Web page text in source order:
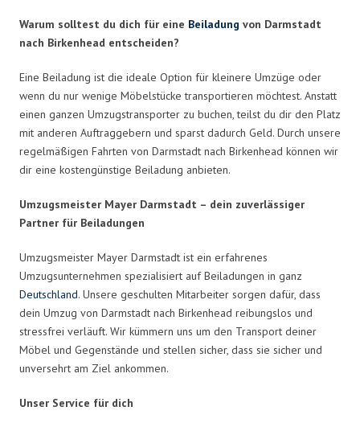
Warum solltest du dich für eine Beiladung von Darmstadt
nach Birkenhead entscheiden?
Eine Beiladung ist die ideale Option für kleinere Umzüge oder
wenn du nur wenige Möbelstücke transportieren möchtest. Anstatt
einen ganzen Umzugstransporter zu buchen, teilst du dir den Platz
mit anderen Auftraggebern und sparst dadurch Geld. Durch unsere
regelmäßigen Fahrten von Darmstadt nach Birkenhead können wir
dir eine kostengünstige Beiladung anbieten.
Umzugsmeister Mayer Darmstadt – dein zuverlässiger
Partner für Beiladungen
Umzugsmeister Mayer Darmstadt ist ein erfahrenes
Umzugsunternehmen spezialisiert auf Beiladungen in ganz
Deutschland. Unsere geschulten Mitarbeiter sorgen dafür, dass
dein Umzug von Darmstadt nach Birkenhead reibungslos und
stressfrei verläuft. Wir kümmern uns um den Transport deiner
Möbel und Gegenstände und stellen sicher, dass sie sicher und
unversehrt am Ziel ankommen.
Unser Service für dich